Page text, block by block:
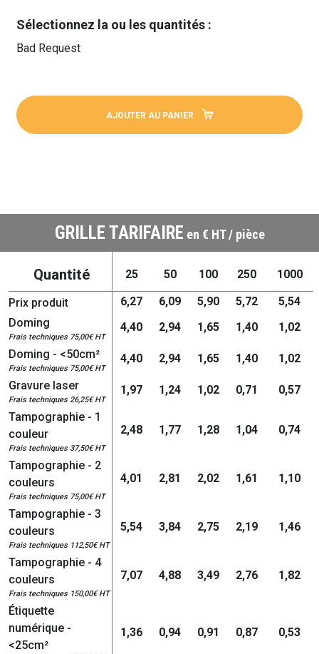
Sélectionnez la ou les quantités :
Bad Request
AJOUTER AU PANIER
GRILLE TARIFAIRE en € HT / pièce
Quantité 25 50 100 250 1000
Prix produit 6,27 6,09 5,90 5,72
5,54
Doming
Frais techniques 75,00€ HT
4,40 2,94 1,65 1,40
1,02
Doming - <50cm²
Frais techniques 75,00€ HT
4,40 2,94 1,65 1,40
1,02
Gravure laser
Frais techniques 26,25€ HT
1,97 1,24 1,02 0,71
0,57
Tampographie - 1
couleur
Frais techniques 37,50€ HT
2,48 1,77 1,28 1,04 0,74
Tampographie - 2
couleurs
Frais techniques 75,00€ HT
4,01 2,81 2,02 1,61 1,10
Tampographie - 3
couleurs
Frais techniques 112,50€ HT
5,54 3,84 2,75 2,19 1,46
Tampographie - 4
couleurs
Frais techniques 150,00€ HT
7,07 4,88 3,49 2,76 1,82
Étiquette
numérique -
<25cm²
1,36 0,94 0,91 0,87 0,53